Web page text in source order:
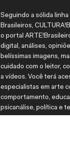
Seguindo a sólida
Brasileiros,
o portal
digital, análises,
belíssimas imagens,
cuidado com o leitor,
a vídeos. Você terá
especialistas em arte
comportamento,
psicanálise, política e